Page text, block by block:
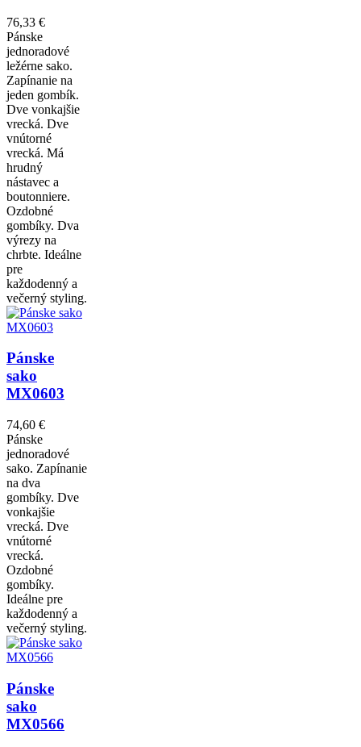
76,33 €
Pánske
jednoradové
ležérne sako.
Zapínanie na
jeden gombík.
Dve vonkajšie
vrecká. Dve
vnútorné
vrecká. Má
hrudný
nástavec a
boutonniere.
Ozdobné
gombíky. Dva
výrezy na
chrbte. Ideálne
pre
každodenný a
večerný styling.
Pánske
sako
MX0603
74,60 €
Pánske
jednoradové
sako. Zapínanie
na dva
gombíky. Dve
vonkajšie
vrecká. Dve
vnútorné
vrecká.
Ozdobné
gombíky.
Ideálne pre
každodenný a
večerný styling.
Pánske
sako
MX0566